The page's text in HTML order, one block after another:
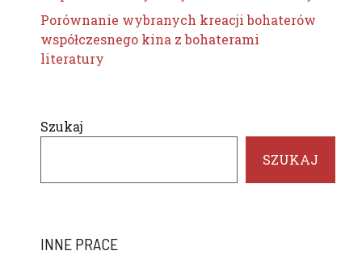
Porównanie wybranych kreacji bohaterów
współczesnego kina z bohaterami
literatury
Szukaj
SZUKAJ
INNE PRACE